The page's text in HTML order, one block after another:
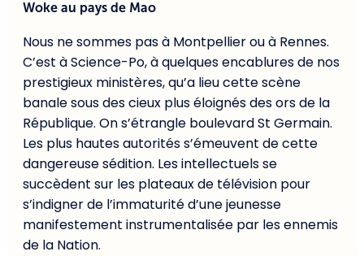
Woke au pays de Mao
Nous ne sommes pas à Montpellier ou à Rennes.
C’est à Science-Po, à quelques encablures de nos
prestigieux ministères, qu’a lieu cette scène
banale sous des cieux plus éloignés des ors de la
République. On s’étrangle boulevard St Germain.
Les plus hautes autorités s’émeuvent de cette
dangereuse sédition. Les intellectuels se
succèdent sur les plateaux de télévision pour
s’indigner de l’immaturité d’une jeunesse
manifestement instrumentalisée par les ennemis
de la Nation.